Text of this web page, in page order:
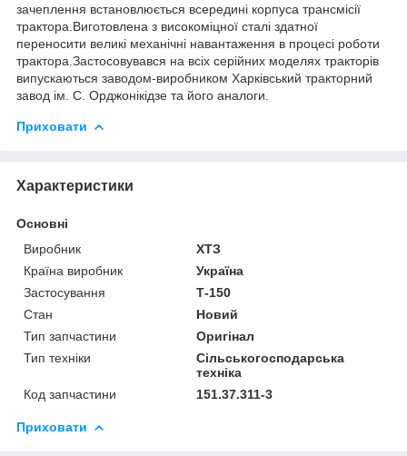
зачеплення встановлюється всередині корпуса трансмісії
трактора.Виготовлена з високоміцної сталі здатної
переносити великі механічні навантаження в процесі роботи
трактора.Застосовувався на всіх серійних моделях тракторів
випускаються заводом-виробником Харківський тракторний
завод ім. С. Орджонікідзе та його аналоги.
Приховати
Характеристики
Основні
Виробник
ХТЗ
Країна виробник
Україна
Застосування
Т-150
Стан
Новий
Тип запчастини
Оригінал
Тип техніки
Сільськогосподарська
техніка
Код запчастини
151.37.311-3
Приховати